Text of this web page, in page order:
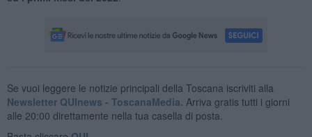
Se vuoi leggere le notizie principali della Toscana iscriviti alla
Newsletter QUInews - ToscanaMedia. Arriva gratis tutti i giorni
alle 20:00 direttamente nella tua casella di posta.